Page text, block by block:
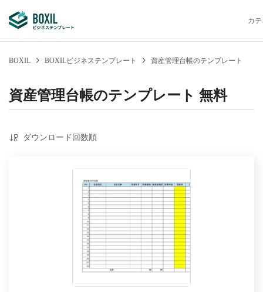
カ
BOXIL BOXILビジネステンプレート 資産管理台帳のテンプレート
資産管理台帳のテンプレート 無料
ダウンロード回数順